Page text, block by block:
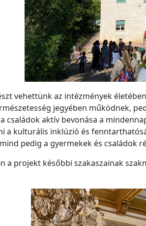
vehettünk az intézmények
jegyében működnek,
családok aktív bevonása a
a kulturális inklúzió és
pedig a gyermekek és családok
a projekt későbbi szakaszainak